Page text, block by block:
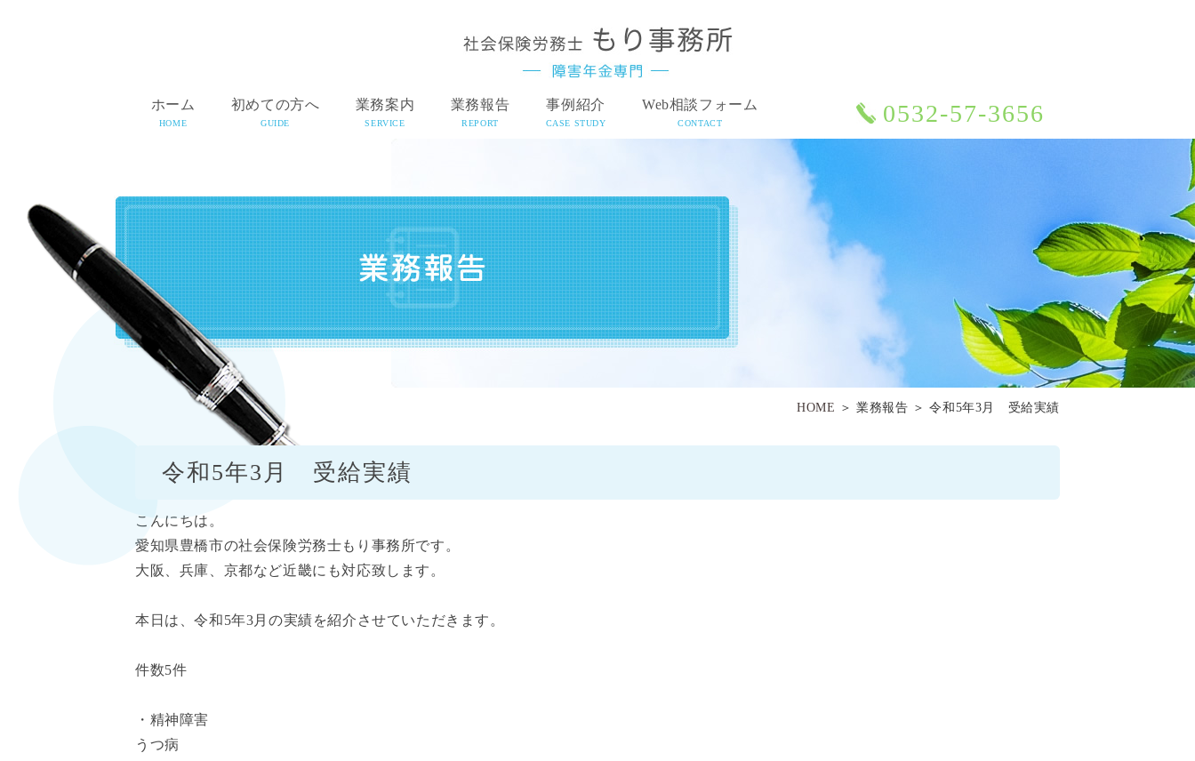
ホーム
HOME
初めての方へ
GUIDE
業務案内
SERVICE
業務報告
REPORT
事例紹介
CASE STUDY
Web相談フォーム
CONTACT 0532-57-3656
HOME ＞ 業務報告 ＞ 令和5年3月 受給実績
令和5年3月 受給実績
こんにちは。
愛知県豊橋市の社会保険労務士もり事務所です。
大阪、兵庫、京都など近畿にも対応致します。
本日は、令和5年3月の実績を紹介させていただきます。
件数5件
・精神障害
うつ病